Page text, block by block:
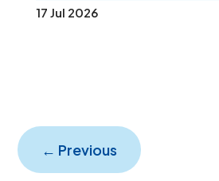
17 Jul 2026
← Previous